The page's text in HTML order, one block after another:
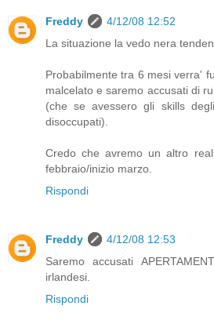
Freddy
4/12/08 12:52
La situazione la vedo nera
Probabilmente tra 6 mesi verra'
malcelato e saremo accusati di
(che se avessero gli skills
disoccupati).
Credo che avremo un altro
febbraio/inizio marzo.
Rispondi
Freddy
4/12/08 12:53
Saremo accusati
irlandesi.
Rispondi